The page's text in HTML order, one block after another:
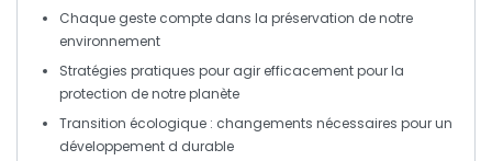
Chaque geste compte dans la préservation de notre
environnement
Stratégies pratiques pour agir efficacement pour la
protection de notre planète
Transition écologique : changements nécessaires pour un
développement d durable